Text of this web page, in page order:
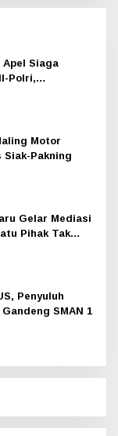
Apel Siaga
Polri,
Motor
Pakning
Gelar Mediasi
Pihak Tak
Penyuluh
SMAN 1